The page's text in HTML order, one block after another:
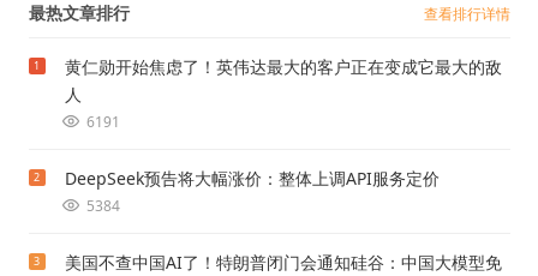
最热文章排行 查看排行详情
1
黄仁勋开始焦虑了！英伟达最大的客户正在变成它最大的敌
人
6191
2 DeepSeek预告将大幅涨价：整体上调API服务定价
5384
3
美国不查中国AI了！特朗普闭门会通知硅谷：中国大模型免